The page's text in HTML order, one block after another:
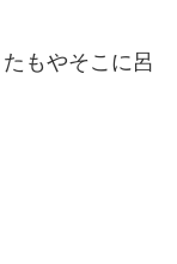
もやそこに呂